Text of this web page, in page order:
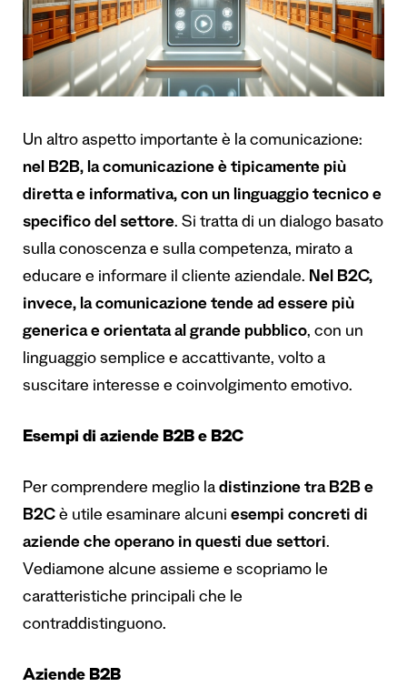
Un altro aspetto importante è la comunicazione:
nel B2B, la comunicazione è tipicamente più
diretta e informativa, con un linguaggio tecnico e
specifico del settore. Si tratta di un dialogo basato
sulla conoscenza e sulla competenza, mirato a
educare e informare il cliente aziendale. Nel B2C,
invece, la comunicazione tende ad essere più
generica e orientata al grande pubblico, con un
linguaggio semplice e accattivante, volto a
suscitare interesse e coinvolgimento emotivo.
Esempi di aziende B2B e B2C
Per comprendere meglio la distinzione tra B2B e
B2C è utile esaminare alcuni esempi concreti di
aziende che operano in questi due settori.
Vediamone alcune assieme e scopriamo le
caratteristiche principali che le
contraddistinguono.
Aziende B2B